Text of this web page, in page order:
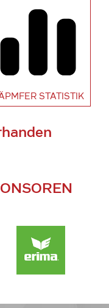
STATISTIK